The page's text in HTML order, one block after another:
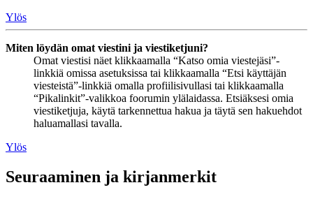
Ylös
Miten löydän omat viestini ja viestiketjuni?
Omat viestisi näet klikkaamalla “Katso omia viestejäsi”-
linkkiä omissa asetuksissa tai klikkaamalla “Etsi käyttäjän
viesteistä”-linkkiä omalla profiilisivullasi tai klikkaamalla
“Pikalinkit”-valikkoa foorumin ylälaidassa. Etsiäksesi omia
viestiketjuja, käytä tarkennettua hakua ja täytä sen hakuehdot
haluamallasi tavalla.
Ylös
Seuraaminen ja kirjanmerkit